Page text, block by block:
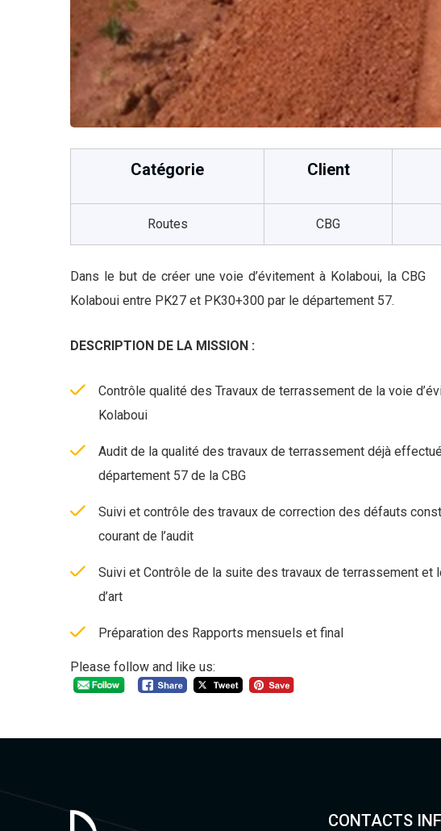
Catégorie Client
Routes CBG
Dans le but de créer une voie d’évitement à Kolaboui, la
Kolaboui entre PK27 et PK30+300 par le département 57.
DESCRIPTION DE LA MISSION :
Contrôle qualité des Travaux de terrassement de la voie
Kolaboui
Audit de la qualité des travaux de terrassement déjà
département 57 de la CBG
Suivi et contrôle des travaux de correction des défauts
courant de l’audit
Suivi et Contrôle de la suite des travaux de terrassement et
d’art
Préparation des Rapports mensuels et final
Please follow and like us:
CONTACTS